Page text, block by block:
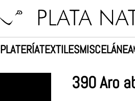
PLATERÍATEXTILESMISCELÁNEA
390 Aro